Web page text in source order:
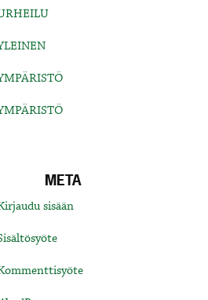
META
sisään